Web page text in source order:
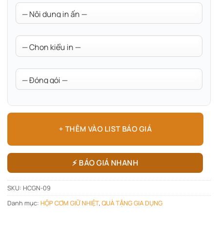
+ THÊM VÀO LIST BÁO GIÁ
⚡ BÁO GIÁ NHANH
SKU: HCGN-09
Danh mục: HỘP CƠM GIỮ NHIỆT, QUÀ TẶNG GIA DỤNG